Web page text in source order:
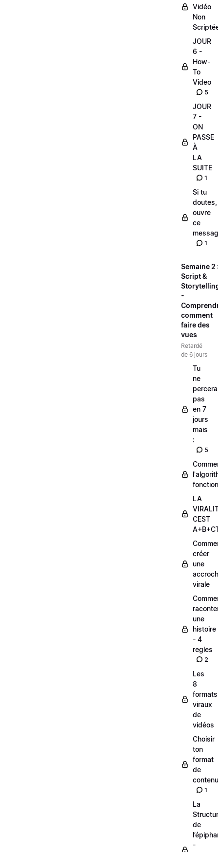
Vidéo
Non
JOUR
6 -
How-
To
Video
5
JOUR
7 -
ON
PASSE
À
LA
SUITE
1
Si tu
doutes,
ouvre
ce
1
Semaine 2
Script &
-
comment
faire des
vues
Retardé
de 6 jours
Tu
ne
pas
en 7
jours
mais
:
5
LA
CEST
créer
une
virale
une
histoire
- 4
regles
2
Les
8
formats
viraux
de
vidéos
Choisir
ton
format
de
contenu
1
La
de
-